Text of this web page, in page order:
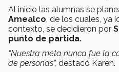
Al inicio las alumnas se
Amealco, de los cuales, ya
contexto, se decidieron por
punto de partida.
“Nuestra meta nunca fue la
de personas”, destacó Karen.